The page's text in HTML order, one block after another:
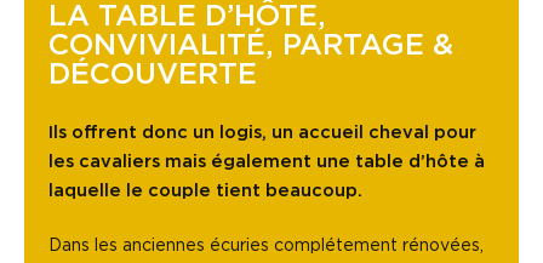
LA TABLE D’HÔTE,
CONVIVIALITÉ, PARTAGE &
DÉCOUVERTE
Ils offrent donc un logis, un accueil cheval pour
les cavaliers mais également une table d’hôte à
laquelle le couple tient beaucoup.
Dans les anciennes écuries complétement rénovées,